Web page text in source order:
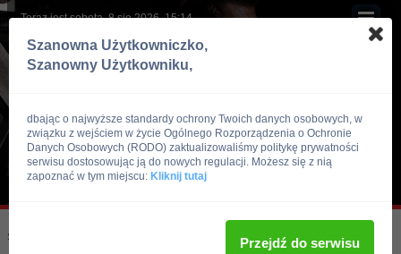
Teraz jest sobota, 8 sie 2026, 15:14
Skocz do:
Szanowna Użytkowniczko,
Szanowny Użytkowniku,
dbając o najwyższe standardy ochrony Twoich danych osobowych, w
związku z wejściem w życie Ogólnego Rozporządzenia o Ochronie
Danych Osobowych (RODO) zaktualizowaliśmy politykę prywatności
serwisu dostosowując ją do nowych regulacji. Możesz się z nią
zapoznać w tym miejscu: Kliknij tutaj
Przejdź do serwisu